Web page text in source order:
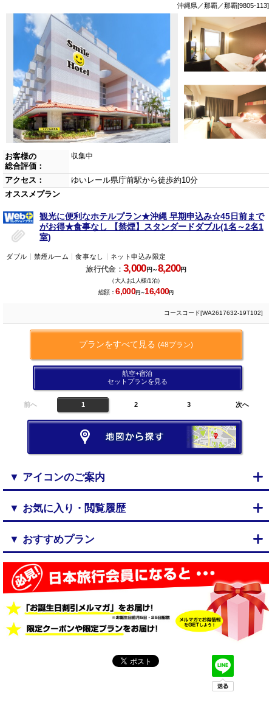
沖縄県／那覇／那覇[9805-113]
お客様の
総合評価：
収集中
アクセス：
ゆいレール県庁前駅から徒歩約10分
オススメプラン
観光に便利なホテルプラン★沖縄 早期申込み☆45日前まで
がお得★食事なし 【禁煙】スタンダードダブル(1名～2名1
室)
ダブル 禁煙ルーム 食事なし ネット申込み限定
旅行代金：3,000円～8,200円
（大人お1人様/1泊）
総額：6,000円～16,400円
コースコード[WA2617632-19T102]
プランをすべて見る (48プラン)
航空+宿泊
セットプランを見る
前へ 1 2 3 次へ
▼ アイコンのご案内
▼ お気に入り・閲覧履歴
▼ おすすめプラン